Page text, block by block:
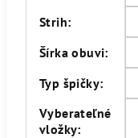
Strih:
Šírka obuvi:
Typ špičky:
Vyberateľné
vložky: